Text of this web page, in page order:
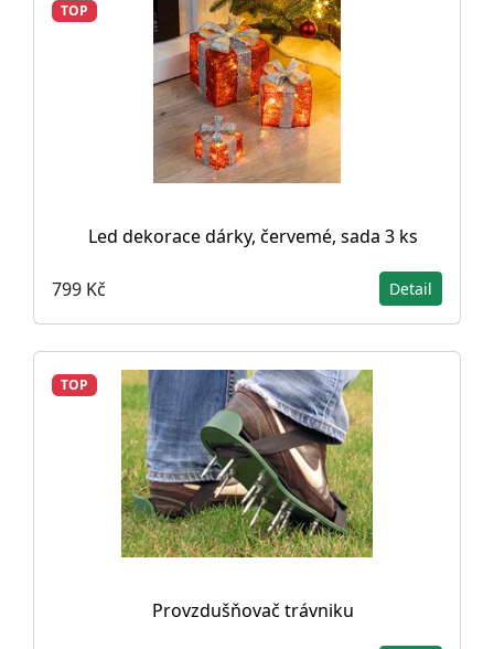
TOP
Led dekorace dárky, červemé, sada 3 ks
799 Kč Detail
TOP
Provzdušňovač trávniku